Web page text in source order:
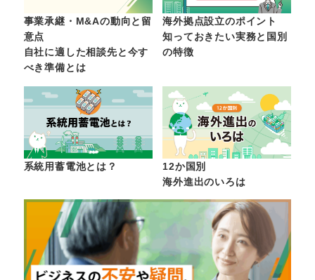
事業承継・M&Aの動向と留
意点
自社に適した相談先と今す
べき準備とは
海外拠点設立のポイント
知っておきたい実務と国別
の特徴
系統用蓄電池とは？
12か国別
海外進出のいろは